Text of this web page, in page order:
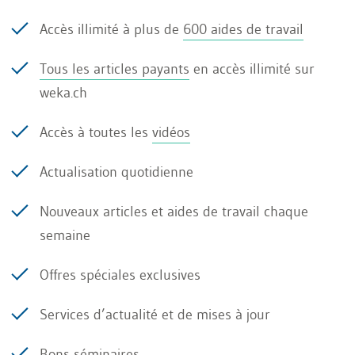
L’escroquerie au détriment d’un proche ou d’un
plainte.
La disposition du testateur doit être ouverte par
l’autorité compétente dans un délai d’un mois à
compter de sa remise. Toutes les personnes
concernées par la succession reçoivent, aux frais
de la succession, une copie de la disposition
(art. 558 CC). La notification aux bénéficiaires
dont le lieu de séjour est inconnu s’effectue par
Accès illimité à plus de 600 aides de travail
Tous les articles payants en accès illimité sur
weka.ch
Accès à toutes les vidéos
Actualisation quotidienne
Nouveaux articles et aides de travail chaque
semaine
Offres spéciales exclusives
Services d’actualité et de mises à jour